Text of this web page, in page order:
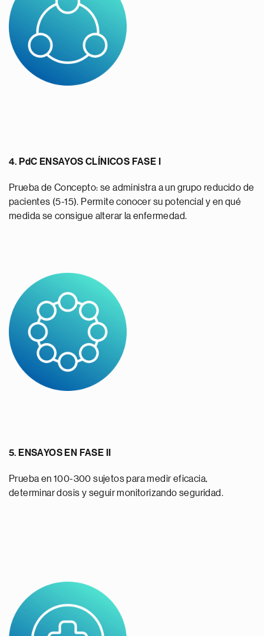
4. PdC ENSAYOS CLÍNICOS FASE I
Prueba de Concepto: se administra a un grupo reducido de
pacientes (5-15). Permite conocer su potencial y en qué
medida se consigue alterar la enfermedad.
5. ENSAYOS EN FASE II
Prueba en 100-300 sujetos para medir eficacia,
determinar dosis y seguir monitorizando seguridad.